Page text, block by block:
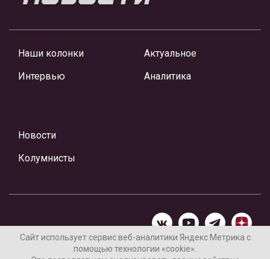
Наши колонки
Интервью
Актуальное
Аналитика
Новости
Колумнисты
Материалы предоставлены редакцией Интернет-газеты
Сайт использует сервис веб-аналитики Яндекс Метрика с
помощью технологии «cookie».